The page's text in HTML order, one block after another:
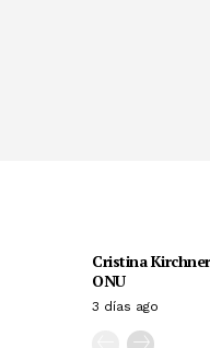
Cristina
ONU
3 días ago